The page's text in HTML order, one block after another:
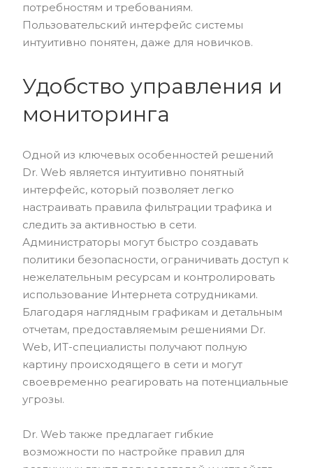
потребностям и требованиям.
Пользовательский интерфейс системы
интуитивно понятен, даже для новичков.
Удобство управления и
мониторинга
Одной из ключевых особенностей решений
Dr. Web является интуитивно понятный
интерфейс, который позволяет легко
настраивать правила фильтрации трафика и
следить за активностью в сети.
Администраторы могут быстро создавать
политики безопасности, ограничивать доступ к
нежелательным ресурсам и контролировать
использование Интернета сотрудниками.
Благодаря наглядным графикам и детальным
отчетам, предоставляемым решениями Dr.
Web, ИТ-специалисты получают полную
картину происходящего в сети и могут
своевременно реагировать на потенциальные
угрозы.
Dr. Web также предлагает гибкие
возможности по настройке правил для